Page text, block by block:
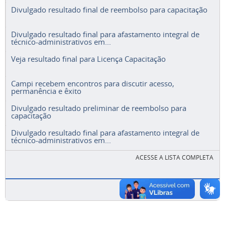
Divulgado resultado final de reembolso para capacitação
Divulgado resultado final para afastamento integral de
técnico-administrativos em...
Veja resultado final para Licença Capacitação
Campi recebem encontros para discutir acesso,
permanência e êxito
Divulgado resultado preliminar de reembolso para
capacitação
Divulgado resultado final para afastamento integral de
técnico-administrativos em...
ACESSE A LISTA COMPLETA